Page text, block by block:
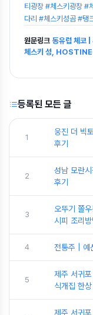
티광장 #체스키광장 #
다리 #체스키성곰 #탱
원문링크 동유럽 체코 |
체스키 성,
등록된 모든 글
1
웅진 더 빅
후기
2
성남 모란
후기
3
오뚜기 쫄
시피 조리방
4 전통주 | 예
5
제주 서귀
식개집 한
제주 서귀